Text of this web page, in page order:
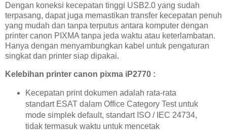
Dengan koneksi kecepatan tinggi USB2.0 yang sudah
terpasang, dapat juga memastikan transfer kecepatan penuh
yang mudah dan tanpa terputus antara komputer dengan
printer canon PIXMA tanpa jeda waktu atau keterlambatan.
Hanya dengan menyambungkan kabel untuk pengaturan
singkat dan printer siap dipakai.
Kelebihan printer canon pixma iP2770 :
Kecepatan print dokumen adalah rata-rata
standart ESAT dalam Office Category Test untuk
mode simplek default, standart ISO / IEC 24734,
tidak termasuk waktu untuk mencetak